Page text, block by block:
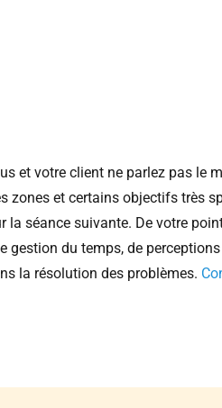
et votre client ne parlez pas le
zones et certains objectifs très
séance suivante. De votre
gestion du temps, de
la résolution des problèmes.